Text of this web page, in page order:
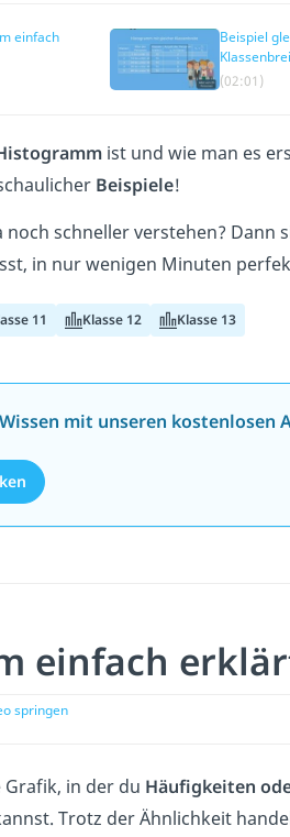
einfach
Beispiel
(02:01)
ist und wie man es
Beispiele!
noch schneller verstehen? Dann
in nur wenigen Minuten
11 Klasse 12 Klasse 13
mit unseren kostenlosen
einfach
springen
in der du Häufigkeiten
Trotz der Ähnlichkeit